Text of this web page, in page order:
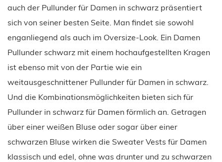
auch der Pullunder für Damen in schwarz präsentiert
sich von seiner besten Seite. Man findet sie sowohl
enganliegend als auch im Oversize-Look. Ein Damen
Pullunder schwarz mit einem hochaufgestellten Kragen
ist ebenso mit von der Partie wie ein
weitausgeschnittener Pullunder für Damen in schwarz.
Und die Kombinationsmöglichkeiten bieten sich für
Pullunder in schwarz für Damen förmlich an. Getragen
über einer weißen Bluse oder sogar über einer
schwarzen Bluse wirken die Sweater Vests für Damen
klassisch und edel, ohne was drunter und zu schwarzen